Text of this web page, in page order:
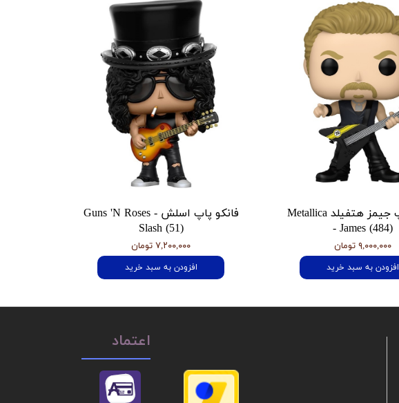
فانکو پاپ جیمز هتفیلد Metallica
- James (484)
۹,۰۰۰,۰۰۰ تومان
افزودن به سبد خرید
فانکو پاپ اسلش Guns 'N Roses -
Slash (51)
۷,۲۰۰,۰۰۰ تومان
افزودن به سبد خرید
اعتماد